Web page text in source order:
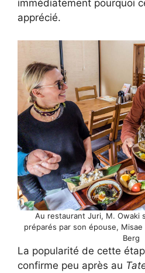
immédiatement pourquoi
apprécié.
Au restaurant Juri, M. Owaki
préparés par son épouse,
Berg
La popularité de cette
confirme peu après au